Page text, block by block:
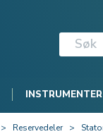
INSTRUMENTER
> Reservedeler >